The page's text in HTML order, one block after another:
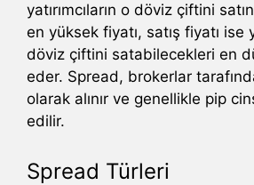
yatırımcıların o döviz çiftini
en yüksek fiyatı, satış fiyatı ise
döviz çiftini satabilecekleri en
eder. Spread, brokerlar
olarak alınır ve genellikle pip
edilir.
Spread Türleri